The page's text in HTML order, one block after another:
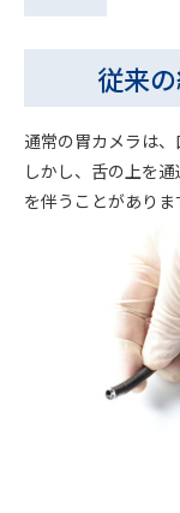
従来
通常の胃カメラは、
しかし、舌の上を
を伴うことがありま